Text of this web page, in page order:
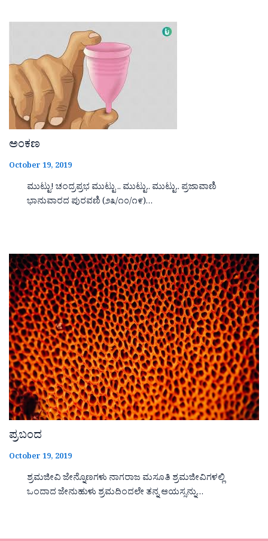
ಅಂಕಣ
October 19, 2019
ಮುಟ್ಟು! ಚಂದ್ರಪ್ರಭ ಮುಟ್ಟು .. ಮುಟ್ಟು.. ಮುಟ್ಟು.. ಪ್ರಜಾವಾಣಿ
ಭಾನುವಾರದ ಪುರವಣಿ (೨೩/೧೦/೧೯)…
ಪ್ರಬಂದ
October 19, 2019
ಶ್ರಮಜೀವಿ ಜೇನ್ನೊಣಗಳು ನಾಗರಾಜ ಮಸೂತಿ ಶ್ರಮಜೀವಿಗಳಲ್ಲಿ
ಒಂದಾದ ಜೇನುಹುಳು ಶ್ರಮದಿಂದಲೇ ತನ್ನ ಆಯಸ್ಸನ್ನು…